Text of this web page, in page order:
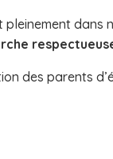
pleinement
des parents